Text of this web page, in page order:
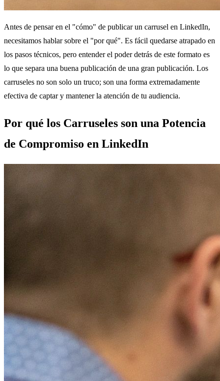
Antes de pensar en el "cómo" de publicar un carrusel en LinkedIn,
necesitamos hablar sobre el "por qué". Es fácil quedarse atrapado en
los pasos técnicos, pero entender el poder detrás de este formato es
lo que separa una buena publicación de una gran publicación. Los
carruseles no son solo un truco; son una forma extremadamente
efectiva de captar y mantener la atención de tu audiencia.
Por qué los Carruseles son una Potencia
de Compromiso en LinkedIn